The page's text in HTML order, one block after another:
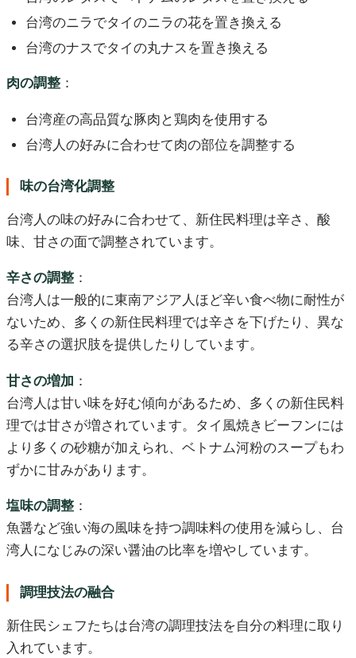
台湾のニラでタイのニラの花を置き換える
台湾のナスでタイの丸ナスを置き換える
肉の調整 ：
台湾産の高品質な豚肉と鶏肉を使用する
台湾人の好みに合わせて肉の部位を調整する
味の台湾化調整
台湾人の味の好みに合わせて、新住民料理は辛さ、酸
味、甘さの面で調整されています。
辛さの調整 ：
台湾人は一般的に東南アジア人ほど辛い食べ物に耐性が
ないため、多くの新住民料理では辛さを下げたり、異な
る辛さの選択肢を提供したりしています。
甘さの増加 ：
台湾人は甘い味を好む傾向があるため、多くの新住民料
理では甘さが増されています。タイ風焼きビーフンには
より多くの砂糖が加えられ、ベトナム河粉のスープもわ
ずかに甘みがあります。
塩味の調整 ：
魚醤など強い海の風味を持つ調味料の使用を減らし、台
湾人になじみの深い醤油の比率を増やしています。
調理技法の融合
新住民シェフたちは台湾の調理技法を自分の料理に取り
入れています。